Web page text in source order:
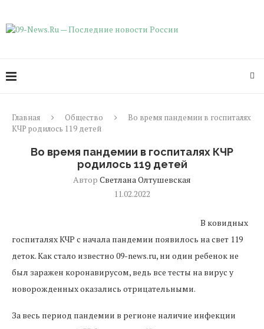
Главная Общество
Во время пандемии в госпиталях
КЧР родилось 119 детей
Во время пандемии в госпиталях КЧР
родилось 119 детей
Автор Светлана Олтушевская
11.02.2022
В ковидных
госпиталях КЧР с начала пандемии появилось на свет 119
деток. Как стало известно 09-news.ru, ни один ребенок не
был заражен коронавирусом, ведь все тесты на вирус у
новорожденных оказались отрицательными.
За весь период пандемии в регионе наличие инфекции